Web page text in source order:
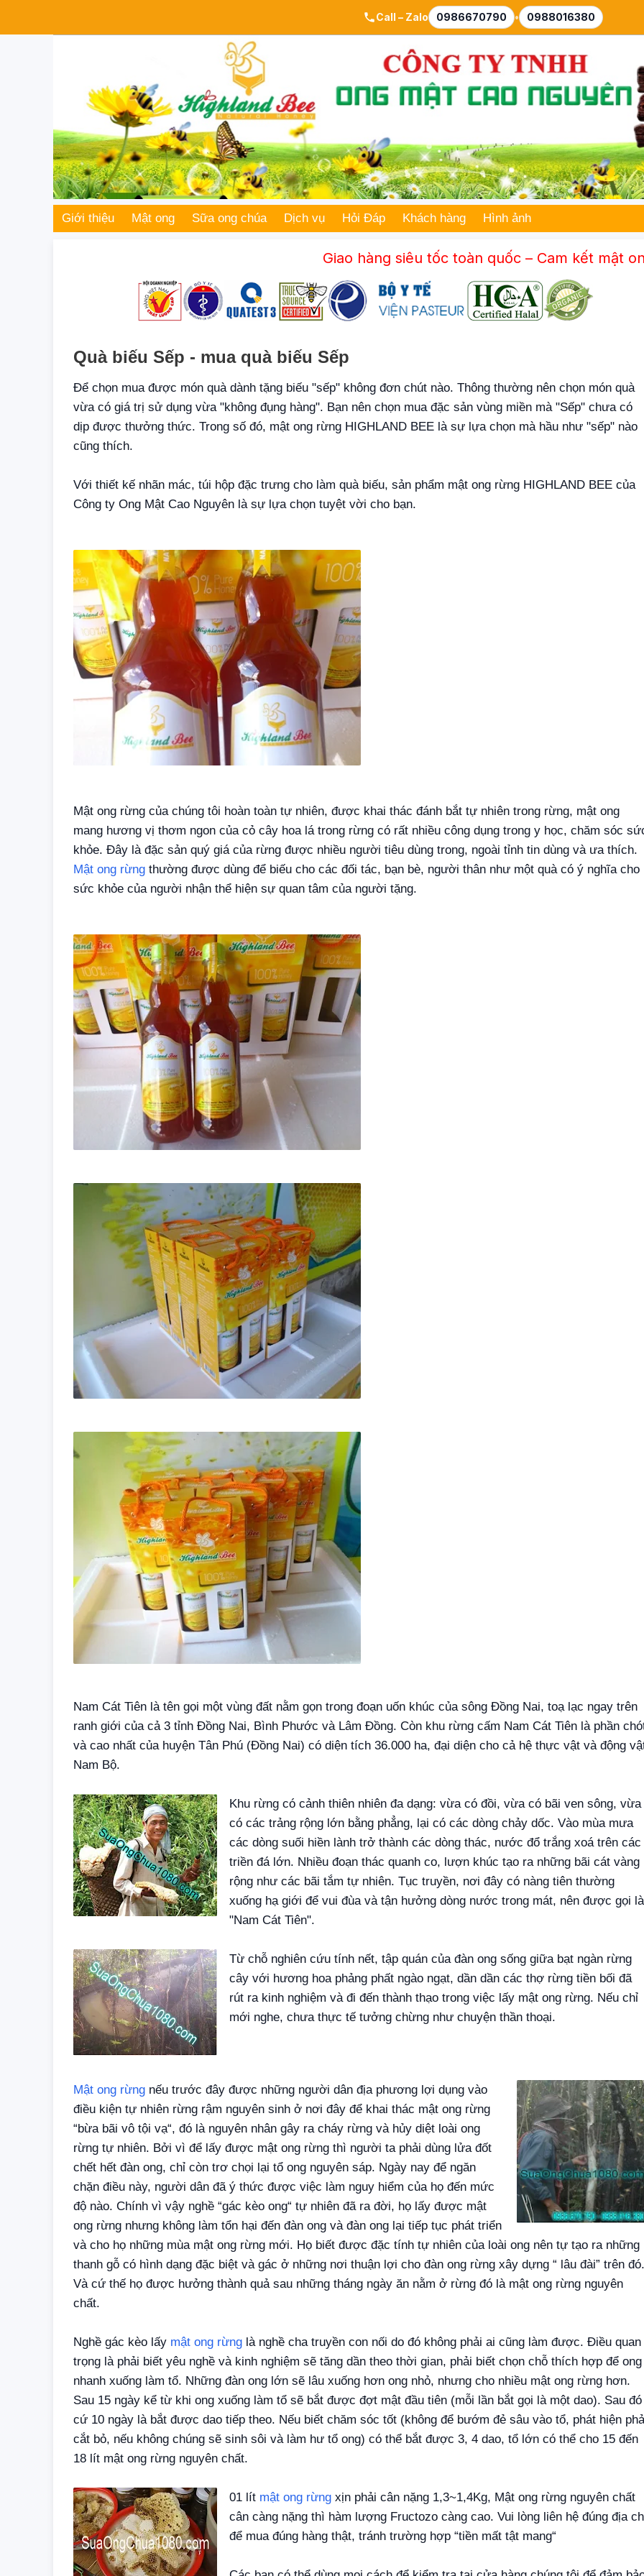
Call – Zalo 0986670790 • 0988016380
Giới thiệu Mật ong Sữa ong chúa Dịch vụ Hỏi Đáp Khách hàng Hình ảnh
Giao hàng siêu tốc toàn quốc – Cam kết mật ong
Quà biếu Sếp - mua quà biếu Sếp
Để chọn mua được món quà dành tặng biếu "sếp" không đơn chút nào. Thông thường nên chọn món quà
vừa có giá trị sử dụng vừa "không đụng hàng". Bạn nên chọn mua đặc sản vùng miền mà "Sếp" chưa có
dịp được thưởng thức. Trong số đó, mật ong rừng HIGHLAND BEE là sự lựa chọn mà hầu như "sếp" nào
cũng thích.
Với thiết kế nhãn mác, túi hộp đặc trưng cho làm quà biếu, sản phẩm mật ong rừng HIGHLAND BEE của
Công ty Ong Mật Cao Nguyên là sự lựa chọn tuyệt vời cho bạn.
Mật ong rừng của chúng tôi hoàn toàn tự nhiên, được khai thác đánh bắt tự nhiên trong rừng, mật ong
mang hương vị thơm ngon của cỏ cây hoa lá trong rừng có rất nhiều công dụng trong y học, chăm sóc
khỏe. Đây là đặc sản quý giá của rừng được nhiều người tiêu dùng trong, ngoài tỉnh tin dùng và ưa thích.
Mật ong rừng thường được dùng để biếu cho các đối tác, bạn bè, người thân như một quà có ý nghĩa cho
sức khỏe của người nhận thể hiện sự quan tâm của người tặng.
Nam Cát Tiên là tên gọi một vùng đất nằm gọn trong đoạn uốn khúc của sông Ðồng Nai, toạ lạc ngay trên
ranh giới của cả 3 tỉnh Ðồng Nai, Bình Phước và Lâm Ðồng. Còn khu rừng cấm Nam Cát Tiên là phần
và cao nhất của huyện Tân Phú (Ðồng Nai) có diện tích 36.000 ha, đại diện cho cả hệ thực vật và động
Nam Bộ.
Khu rừng có cảnh thiên nhiên đa dạng: vừa có đồi, vừa có bãi ven sông, vừa
có các trảng rộng lớn bằng phẳng, lại có các dòng chảy dốc. Vào mùa mưa
các dòng suối hiền lành trở thành các dòng thác, nước đổ trắng xoá trên các
triền đá lớn. Nhiều đoạn thác quanh co, lượn khúc tạo ra những bãi cát vàng
rộng như các bãi tắm tự nhiên. Tục truyền, nơi đây có nàng tiên thường
xuống hạ giới để vui đùa và tận hưởng dòng nước trong mát, nên được gọi là
"Nam Cát Tiên".
Từ chỗ nghiên cứu tính nết, tập quán của đàn ong sống giữa bạt ngàn rừng
cây với hương hoa phảng phất ngào ngạt, dần dần các thợ rừng tiền bối đã
rút ra kinh nghiệm và đi đến thành thạo trong việc lấy mật ong rừng. Nếu chỉ
mới nghe, chưa thực tế tưởng chừng như chuyện thần thoại.
Mật ong rừng nếu trước đây được những người dân địa phương lợi dụng vào
điều kiện tự nhiên rừng rậm nguyên sinh ở nơi đây để khai thác mật ong rừng
“bừa bãi vô tội vạ“, đó là nguyên nhân gây ra cháy rừng và hủy diệt loài ong
rừng tự nhiên. Bởi vì để lấy được mật ong rừng thì người ta phải dùng lửa đốt
chết hết đàn ong, chỉ còn trơ chọi lại tổ ong nguyên sáp. Ngày nay để ngăn
chặn điều này, người dân đã ý thức được việc làm nguy hiểm của họ đến mức
độ nào. Chính vì vậy nghề “gác kèo ong“ tự nhiên đã ra đời, họ lấy được mật
ong rừng nhưng không làm tổn hại đến đàn ong và đàn ong lại tiếp tục phát triển
và cho họ những mùa mật ong rừng mới. Họ biết được đặc tính tự nhiên của loài ong nên tự tạo ra những
thanh gỗ có hình dạng đặc biệt và gác ở những nơi thuận lợi cho đàn ong rừng xây dựng “ lâu đài” trên đó.
Và cứ thế họ được hưởng thành quả sau những tháng ngày ăn nằm ở rừng đó là mật ong rừng nguyên
chất.
Nghề gác kèo lấy mật ong rừng là nghề cha truyền con nối do đó không phải ai cũng làm được. Điều quan
trọng là phải biết yêu nghề và kinh nghiệm sẽ tăng dần theo thời gian, phải biết chọn chỗ thích hợp để ong
nhanh xuống làm tổ. Những đàn ong lớn sẽ lâu xuống hơn ong nhỏ, nhưng cho nhiều mật ong rừng hơn.
Sau 15 ngày kể từ khi ong xuống làm tổ sẽ bắt được đợt mật đầu tiên (mỗi lần bắt gọi là một dao). Sau đó
cứ 10 ngày là bắt được dao tiếp theo. Nếu biết chăm sóc tốt (không để bướm đẻ sâu vào tổ, phát hiện
cắt bỏ, nếu không chúng sẽ sinh sôi và làm hư tổ ong) có thể bắt được 3, 4 dao, tổ lớn có thể cho 15 đến
18 lít mật ong rừng nguyên chất.
01 lít mật ong rừng xịn phải cân nặng 1,3~1,4Kg, Mật ong rừng nguyên chất
cân càng nặng thì hàm lượng Fructozo càng cao. Vui lòng liên hệ đúng địa
để mua đúng hàng thật, tránh trường hợp “tiền mất tật mang“